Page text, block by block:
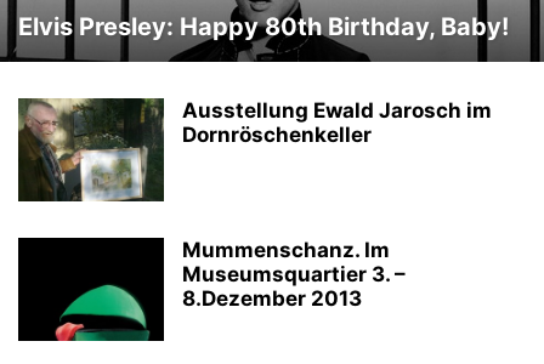
Elvis Presley: Happy 80th Birthday, Baby!
Ausstellung Ewald Jarosch im
Dornröschenkeller
Mummenschanz. Im
Museumsquartier 3. –
8.Dezember 2013